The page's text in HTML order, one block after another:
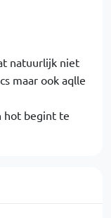
natuurlijk niet
maar ook aqlle
hot begint te